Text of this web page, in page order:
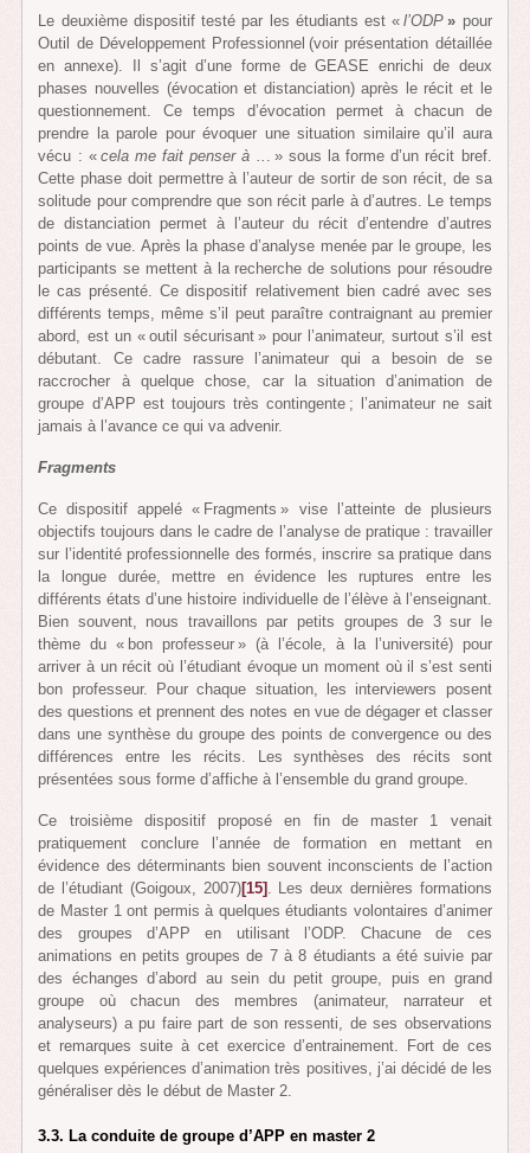
Le deuxième dispositif testé par les étudiants est «l’ODP » pour
Outil de Développement Professionnel (voir présentation détaillée
en annexe). Il s’agit d’une forme de GEASE enrichi de deux
phases nouvelles (évocation et distanciation) après le récit et le
questionnement. Ce temps d’évocation permet à chacun de
prendre la parole pour évoquer une situation similaire qu’il aura
vécu : « cela me fait penser à .. . » sous la forme d’un récit bref.
Cette phase doit permettre à l’auteur de sortir de son récit, de sa
solitude pour comprendre que son récit parle à d’autres. Le temps
de distanciation permet à l’auteur du récit d’entendre d’autres
points de vue. Après la phase d’analyse menée par le groupe, les
participants se mettent à la recherche de solutions pour résoudre
le cas présenté. Ce dispositif relativement bien cadré avec ses
différents temps, même s’il peut paraître contraignant au premier
abord, est un « outil sécurisant » pour l’animateur, surtout s’il est
débutant. Ce cadre rassure l’animateur qui a besoin de se
raccrocher à quelque chose, car la situation d’animation de
groupe d’APP est toujours très contingente ; l’animateur ne sait
jamais à l’avance ce qui va advenir.
Fragments
Ce dispositif appelé « Fragments » vise l’atteinte de plusieurs
objectifs toujours dans le cadre de l’analyse de pratique : travailler
sur l’identité professionnelle des formés, inscrire sa pratique dans
la longue durée, mettre en évidence les ruptures entre les
différents états d’une histoire individuelle de l’élève à l’enseignant.
Bien souvent, nous travaillons par petits groupes de 3 sur le
thème du « bon professeur » (à l’école, à la l’université) pour
arriver à un récit où l’étudiant évoque un moment où il s’est senti
bon professeur. Pour chaque situation, les interviewers posent
des questions et prennent des notes en vue de dégager et classer
dans une synthèse du groupe des points de convergence ou des
différences entre les récits. Les synthèses des récits sont
présentées sous forme d’affiche à l’ensemble du grand groupe.
Ce troisième dispositif proposé en fin de master 1 venait
pratiquement conclure l’année de formation en mettant en
évidence des déterminants bien souvent inconscients de l’action
de l’étudiant (Goigoux, 2007)[15]. Les deux dernières formations
de Master 1 ont permis à quelques étudiants volontaires d’animer
des groupes d’APP en utilisant l’ODP. Chacune de ces
animations en petits groupes de 7 à 8 étudiants a été suivie par
des échanges d’abord au sein du petit groupe, puis en grand
groupe où chacun des membres (animateur, narrateur et
analyseurs) a pu faire part de son ressenti, de ses observations
et remarques suite à cet exercice d’entrainement. Fort de ces
quelques expériences d’animation très positives, j’ai décidé de les
généraliser dès le début de Master 2.
3.3. La conduite de groupe d’APP en master 2